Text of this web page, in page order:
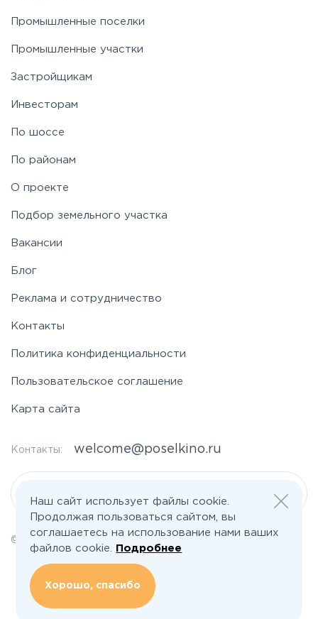
Промышленные поселки
Промышленные участки
Застройщикам
Инвесторам
По шоссе
По районам
О проекте
Подбор земельного участка
Вакансии
Блог
Реклама и сотрудничество
Контакты
Политика конфиденциальности
Пользовательское соглашение
Карта сайта
Контакты: welcome@poselkino.ru
© 2026 Все права защищены | poselkino.ru
ИП Маслов Дмитрий Валерьевич
ИНН 503406273833
+79647266008
142613, Московская область, Орехово-Зуево, ул. Северная, д.14, кв.145
Наш сайт использует файлы cookie.
Продолжая пользоваться сайтом, вы
соглашаетесь на использование нами ваших
файлов cookie.
Подробнее
Хорошо, спасибо